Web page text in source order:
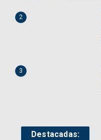
2
3
Destacadas: